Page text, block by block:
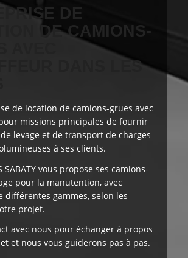
DE
DE CAMIONS-
DANS LES
de location de camions-grues avec
missions principales de fournir
levage et de transport de charges
à ses clients.
SABATY vous propose ses camions-
pour la manutention, avec
différentes gammes, selon les
projet.
avec nous pour échanger à propos
et nous vous guiderons pas à pas.